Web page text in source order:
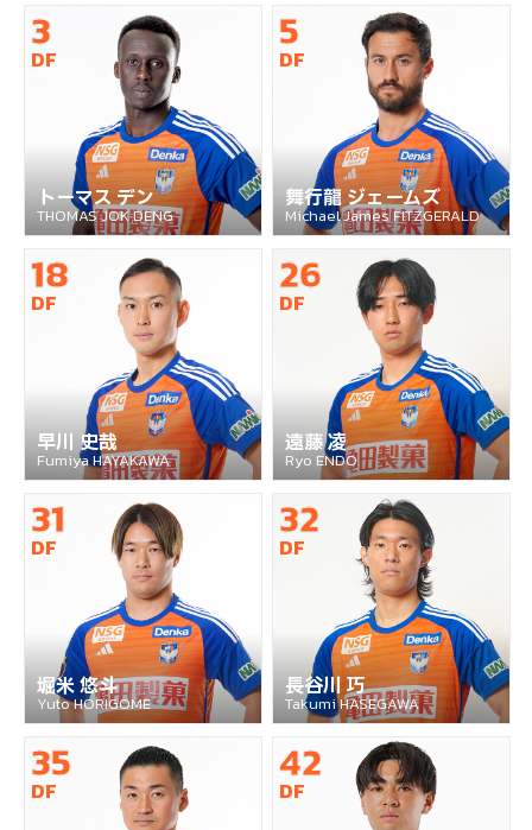
3
DF
トーマス デン
THOMAS JOK DENG
5
DF
舞行龍 ジェームズ
Michael James FITZGERALD
18
DF
早川 史哉
Fumiya HAYAKAWA
26
DF
遠藤 凌
Ryo ENDO
31
DF
堀米 悠斗
Yuto HORIGOME
32
DF
長谷川 巧
Takumi HASEGAWA
35
DF 42
DF